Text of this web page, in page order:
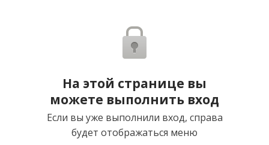
На этой странице вы
можете выполнить вход
Если вы уже выполнили вход, справа
будет отображаться меню